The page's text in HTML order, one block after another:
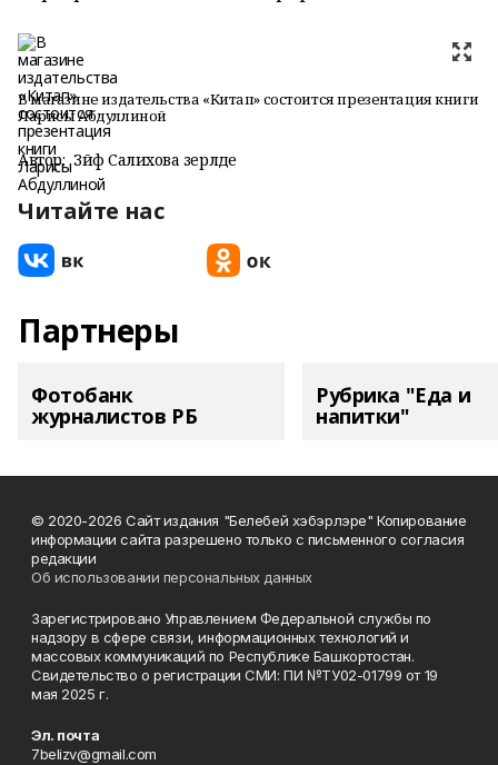
В магазине издательства «Китап» состоится презентация книги
Ларисы Абдуллиной
Автор: Зәйфә Салихова әзерләде
Читайте нас
Партнеры
Фотобанк
журналистов РБ
Рубрика "Еда и
напитки"
© 2020-2026 Сайт издания "Белебей хэбэрлэре" Копирование
информации сайта разрешено только с письменного согласия
редакции
Об использовании персональных данных
Зарегистрировано Управлением Федеральной службы по
надзору в сфере связи, информационных технологий и
массовых коммуникаций по Республике Башкортостан.
Свидетельство о регистрации СМИ: ПИ №ТУ02-01799 от 19
мая 2025 г.
Эл. почта
7belizv@gmail.com